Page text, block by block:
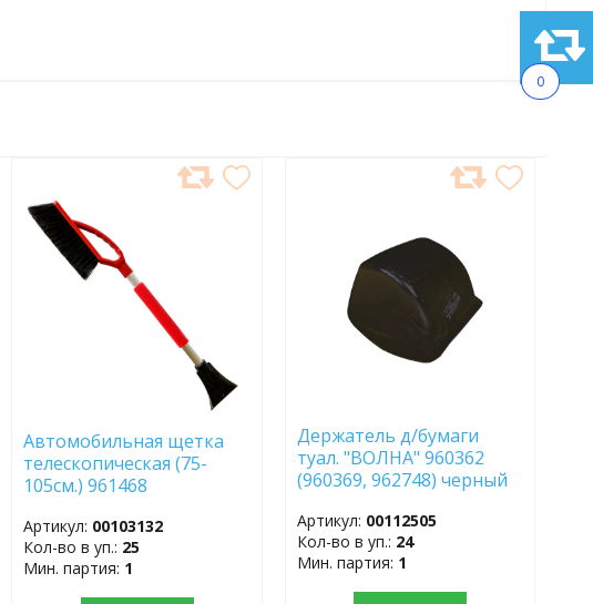
0
В
ИЗБРАННОЕ
Автомобильная щетка
телескопическая (75-
105см.) 961468
Артикул: 00103132
Кол-во в уп.: 25
Мин. партия: 1
Держатель д/бумаги
туал. "ВОЛНА" 960362
(960369, 962748) черный
Артикул: 00112505
Кол-во в уп.: 24
Мин. партия: 1